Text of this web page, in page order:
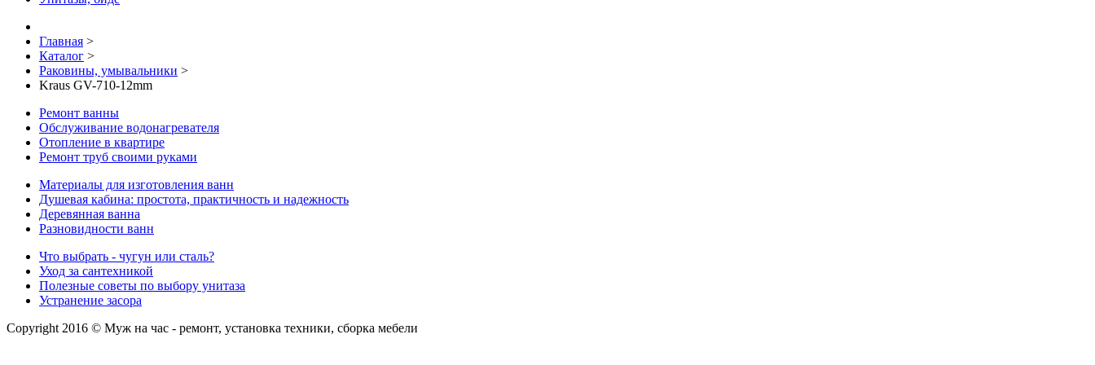
Главная >
Каталог >
Раковины, умывальники >
Kraus GV-710-12mm
Ремонт ванны
Обслуживание водонагревателя
Отопление в квартире
Ремонт труб своими руками
Материалы для изготовления ванн
Душевая кабина: простота, практичность и надежность
Деревянная ванна
Разновидности ванн
Что выбрать - чугун или сталь?
Уход за сантехникой
Полезные советы по выбору унитаза
Устранение засора
Copyright 2016 © Муж на час - ремонт, установка техники, сборка мебели